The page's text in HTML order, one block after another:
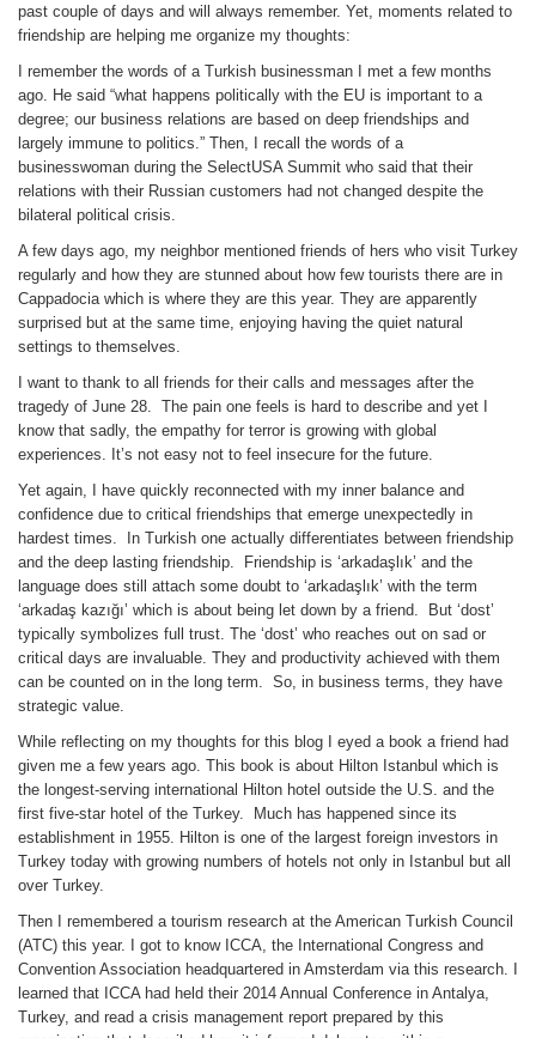
past couple of days and will always remember. Yet, moments related to
friendship are helping me organize my thoughts:
I remember the words of a Turkish businessman I met a few months
ago. He said “what happens politically with the EU is important to a
degree; our business relations are based on deep friendships and
largely immune to politics.” Then, I recall the words of a
businesswoman during the SelectUSA Summit who said that their
relations with their Russian customers had not changed despite the
bilateral political crisis.
A few days ago, my neighbor mentioned friends of hers who visit Turkey
regularly and how they are stunned about how few tourists there are in
Cappadocia which is where they are this year. They are apparently
surprised but at the same time, enjoying having the quiet natural
settings to themselves.
I want to thank to all friends for their calls and messages after the
tragedy of June 28. The pain one feels is hard to describe and yet I
know that sadly, the empathy for terror is growing with global
experiences. It’s not easy not to feel insecure for the future.
Yet again, I have quickly reconnected with my inner balance and
confidence due to critical friendships that emerge unexpectedly in
hardest times. In Turkish one actually differentiates between friendship
and the deep lasting friendship. Friendship is ‘arkadaşlık’ and the
language does still attach some doubt to ‘arkadaşlık’ with the term
‘arkadaş kazığı’ which is about being let down by a friend. But ‘dost’
typically symbolizes full trust. The ‘dost’ who reaches out on sad or
critical days are invaluable. They and productivity achieved with them
can be counted on in the long term. So, in business terms, they have
strategic value.
While reflecting on my thoughts for this blog I eyed a book a friend had
given me a few years ago. This book is about Hilton Istanbul which is
the longest-serving international Hilton hotel outside the U.S. and the
first five-star hotel of the Turkey. Much has happened since its
establishment in 1955. Hilton is one of the largest foreign investors in
Turkey today with growing numbers of hotels not only in Istanbul but all
over Turkey.
Then I remembered a tourism research at the American Turkish Council
(ATC) this year. I got to know ICCA, the International Congress and
Convention Association headquartered in Amsterdam via this research. I
learned that ICCA had held their 2014 Annual Conference in Antalya,
Turkey, and read a crisis management report prepared by this